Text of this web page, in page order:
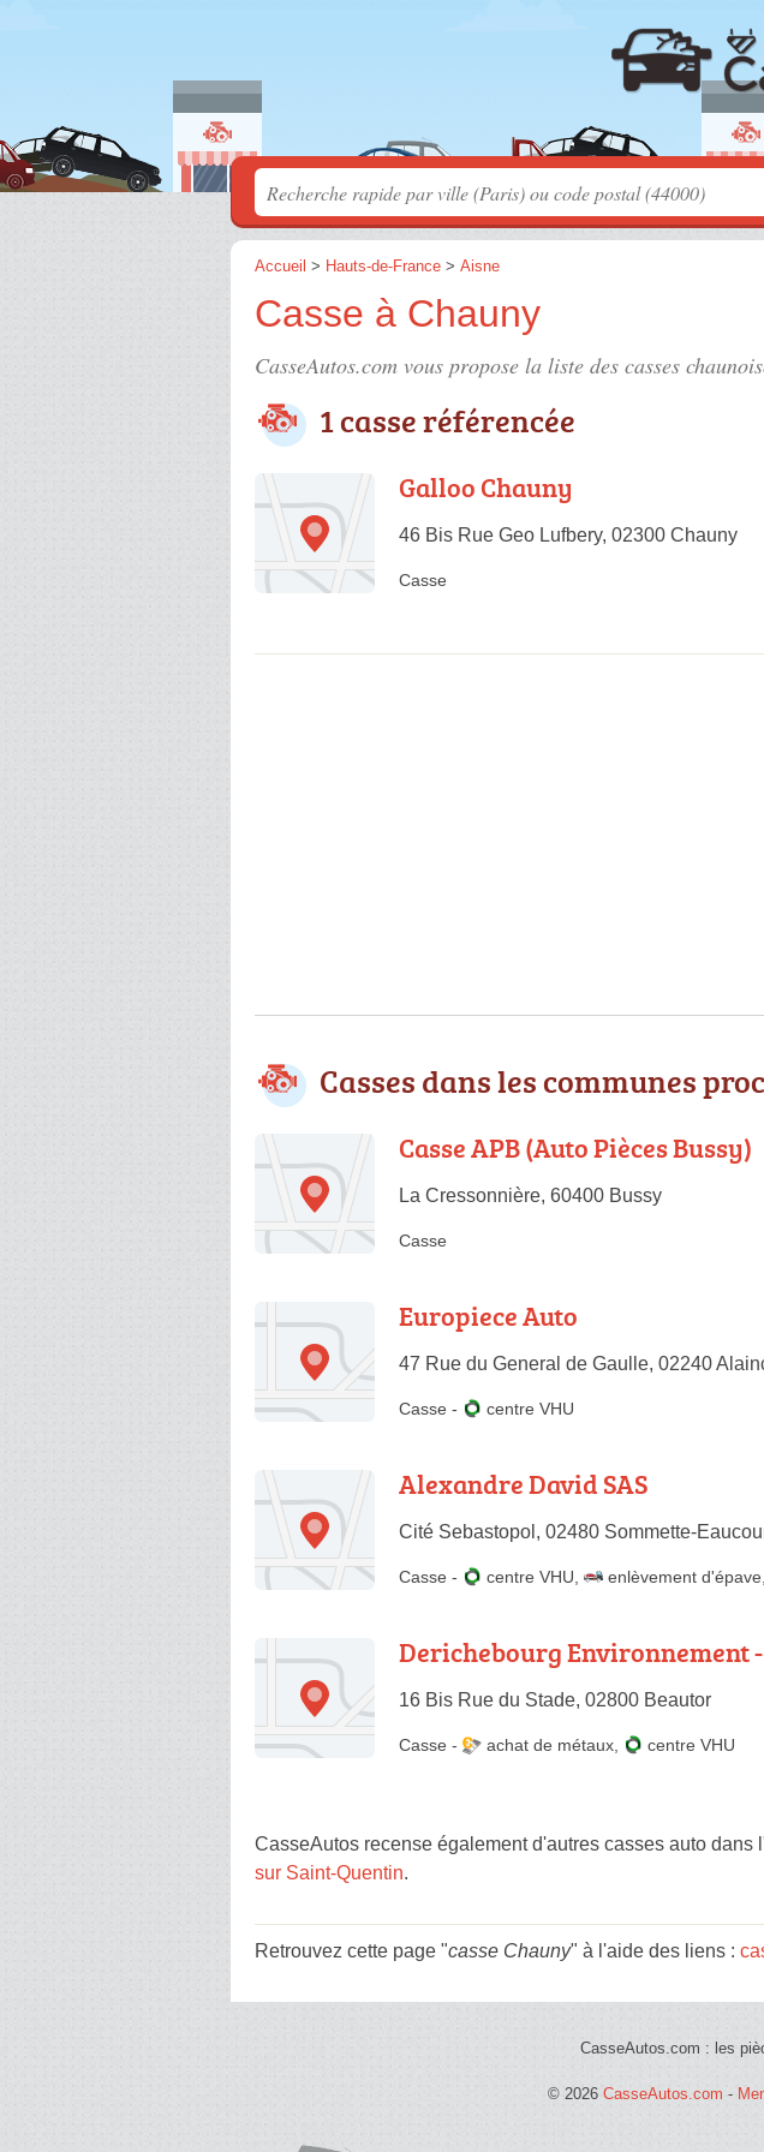
Accueil > Hauts-de-France > Aisne
Casse à Chauny
CasseAutos.com vous propose la liste des casses
1 casse référencée
Galloo Chauny
46 Bis Rue Geo Lufbery, 02300 Chauny
Casse
Casses dans les communes
Casse APB (Auto Pièces Bussy)
La Cressonnière, 60400 Bussy
Casse
Europiece Auto
47 Rue du General de Gaulle, 02240
Casse - centre VHU
Alexandre David SAS
Cité Sebastopol, 02480 Sommette-
Casse - centre VHU enlèvement d'épave
Derichebourg Environnement
16 Bis Rue du Stade, 02800 Beautor
Casse - achat de métaux centre VHU
CasseAutos recense également d'autres casses auto dans
sur Saint-Quentin.
Retrouvez cette page "casse Chauny" à l'aide des liens :
CasseAutos.com : les
© 2026 CasseAutos.com -